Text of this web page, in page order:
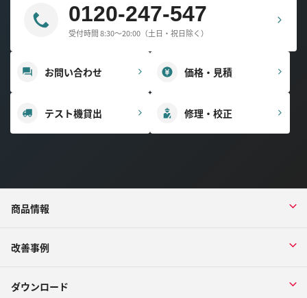
0120-247-547
受付時間 8:30～20:00（土日・祝日除く）
お問い合わせ 価格・見積
テスト機貸出 修理・校正
商品情報
改善事例
ダウンロード